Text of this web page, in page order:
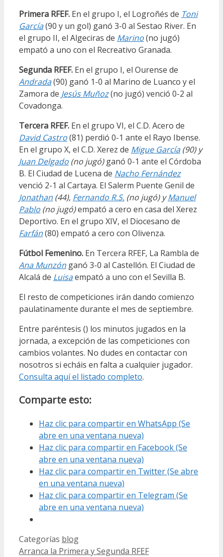
Primera RFEF. En el grupo I, el Logroñés de Toni
García(90 y un gol) ganó 3-0 al Sestao River. En
el grupo II, el Algeciras de Marino(no jugó)
empató a uno con el Recreativo Granada.
Segunda RFEF. En el grupo I, el Ourense de
Andrada(90) ganó 1-0 al Marino de Luanco y el
Zamora de Jesús Muñoz(no jugó) venció 0-2 al
Covadonga.
Tercera RFEF. En el grupo VI, el C.D. Acero de
David Castro(81) perdió 0-1 ante el Rayo Ibense.
En el grupo X, el C.D. Xerez de Migue García(90) y
Juan Delgado (no jugó)ganó 0-1 ante el Córdoba
B. El Ciudad de Lucena de Nacho Fernández
venció 2-1 al Cartaya. El Salerm Puente Genil de
Jonathan (44), Fernando R.S. (no jugó) yManuel
Pablo (no jugó)empató a cero en casa del Xerez
Deportivo. En el grupo XIV, el Diocesano de
Farfán(80) empató a cero con Olivenza.
Fútbol Femenino. En Tercera RFEF, La Rambla de
Ana Munzón ganó 3-0 al Castellón. El Ciudad de
Alcalá de Luisaempató a uno con el Sevilla B.
El resto de competiciones irán dando comienzo
paulatinamente durante el mes de septiembre.
Entre paréntesis () los minutos jugados en la
jornada, a excepción de las competiciones con
cambios volantes. No dudes en contactar con
nosotros si echáis en falta a cualquier jugador.
Consulta aquí el listado completo.
Comparte esto:
Haz clic para compartir en WhatsApp (Se
abre en una ventana nueva)
Haz clic para compartir en Facebook (Se
abre en una ventana nueva)
Haz clic para compartir en Twitter (Se abre
en una ventana nueva)
Haz clic para compartir en Telegram (Se
abre en una ventana nueva)
Categorías blog
Arranca la Primera y Segunda RFEF